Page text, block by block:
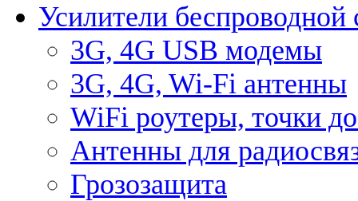
Усилители беспроводной
3G, 4G USB модемы
3G, 4G, Wi-Fi антенны
WiFi роутеры, точки
Антенны для
Грозозащита